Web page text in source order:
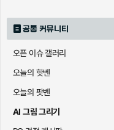
공통 커뮤니티
오픈 이슈 갤러리
오늘의 핫벤
오늘의 팟벤
AI 그림 그리기